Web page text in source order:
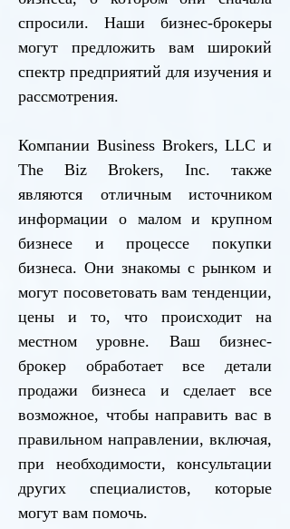
спросили. Наши бизнес-брокеры
могут предложить вам широкий
спектр предприятий для изучения и
рассмотрения.
Компании Business Brokers, LLC и
The Biz Brokers, Inc. также
являются отличным источником
информации о малом и крупном
бизнесе и процессе покупки
бизнеса. Они знакомы с рынком и
могут посоветовать вам тенденции,
цены и то, что происходит на
местном уровне. Ваш бизнес-
брокер обработает все детали
продажи бизнеса и сделает все
возможное, чтобы направить вас в
правильном направлении, включая,
при необходимости, консультации
других специалистов, которые
могут вам помочь.